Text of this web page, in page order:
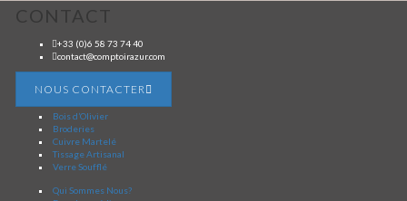
CONTACT
+33 (0)6 58 73 74 40
contact@comptoirazur.com
NOUS CONTACTER
Bois d’Olivier
Broderies
Cuivre Martelé
Tissage Artisanal
Verre Soufflé
Qui Sommes Nous?